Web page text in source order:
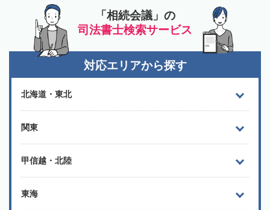
「相続会議」の
司法書士検索サービス
対応エリアから探す
北海道・東北
関東
甲信越・北陸
東海